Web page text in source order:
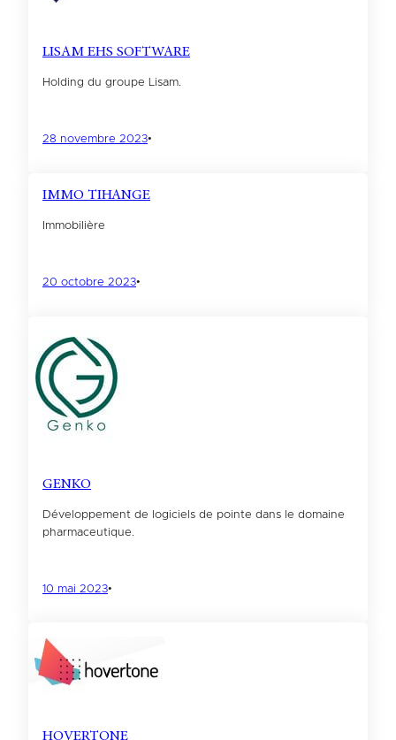
LISAM EHS SOFTWARE
Holding du groupe Lisam.
28 novembre 2023•
IMMO TIHANGE
Immobilière
20 octobre 2023•
GENKO
Développement de logiciels de pointe dans le domaine
pharmaceutique.
10 mai 2023•
HOVERTONE